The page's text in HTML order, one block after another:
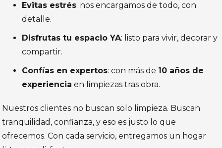
Evitas estrés: nos encargamos de todo, con
detalle.
Disfrutas tu espacio YA: listo para vivir, decorar y
compartir.
Confías en expertos: con más de 10 años de
experiencia en limpiezas tras obra.
Nuestros clientes no buscan solo limpieza. Buscan
tranquilidad, confianza, y eso es justo lo que
ofrecemos. Con cada servicio, entregamos un hogar